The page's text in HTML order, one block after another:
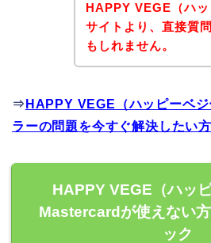
HAPPY VEGE（ハ
サイトより、直接質
もしれません。
⇒ HAPPY VEGE（ハッピーベ
ラーの問題を今すぐ解決したい
HAPPY VEGE（ハッ
Mastercardが使えない
ック